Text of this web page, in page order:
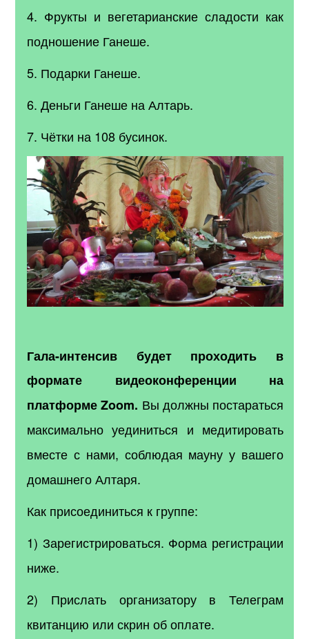
4. Фрукты и вегетарианские сладости как
подношение Ганеше.
5. Подарки Ганеше.
6. Деньги Ганеше на Алтарь.
7. Чётки на 108 бусинок.
Гала-интенсив будет проходить в
формате видеоконференции на
платформе Zoom. Вы должны постараться
максимально уединиться и медитировать
вместе с нами, соблюдая мауну у вашего
домашнего Алтаря.
Как присоединиться к группе:
1) Зарегистрироваться. Форма регистрации
ниже.
2) Прислать организатору в Телеграм
квитанцию или скрин об оплате.